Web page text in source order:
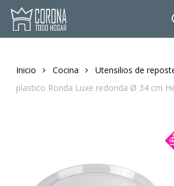
Skip
main
Inicio Cocina Utensilios de
plastico Ronda Luxe redonda Ø 34 cm